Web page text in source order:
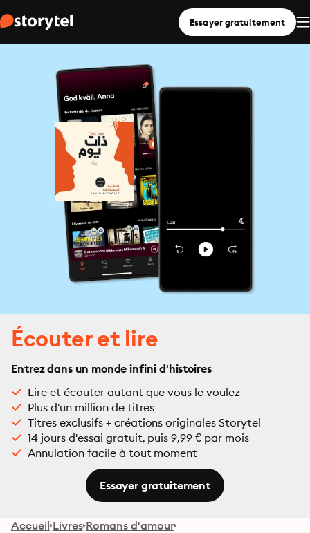
Essayer gratuitement
Écouter et lire
Entrez dans un monde infini d'histoires
Lire et écouter autant que vous le voulez
Plus d'un million de titres
Titres exclusifs + créations originales Storytel
14 jours d'essai gratuit, puis 9,99 € par mois
Annulation facile à tout moment
Essayer gratuitement
Accueil Livres Romans d'amour